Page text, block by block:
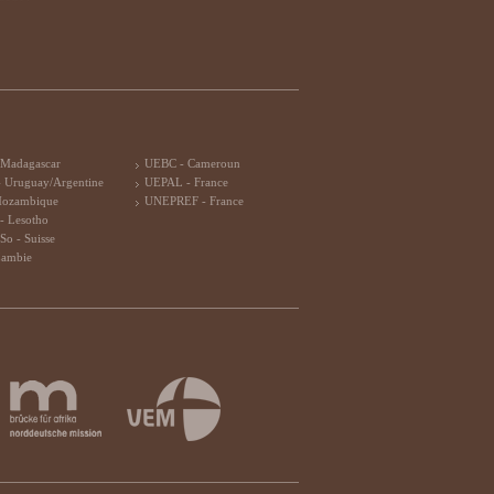
Uruguay/Argentine
Lesotho
- Suisse
UEBC - Cameroun
UEPAL - France
UNEPREF - France